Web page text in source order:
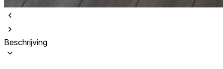
Beschrijving